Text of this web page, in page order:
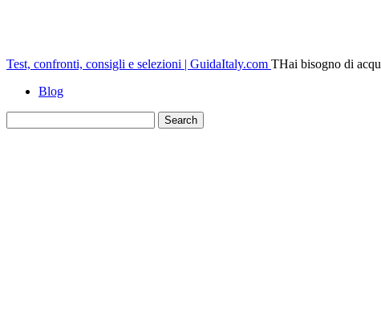
Test, confronti, consigli e selezioni | GuidaItaly.com THai bisogno di
Blog